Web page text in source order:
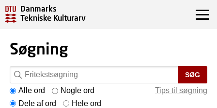
Danmarks
Tekniske Kulturarv
Søgning
SØG
Tips til søgning
Alle ord
Nogle ord
Dele af ord
Hele ord